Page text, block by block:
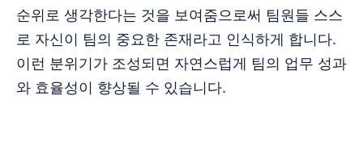
순위로 생각한다는 것을 보여줌으로써 팀원들 스스
로 자신이 팀의 중요한 존재라고 인식하게 합니다.
이런 분위기가 조성되면 자연스럽게 팀의 업무 성과
와 효율성이 향상될 수 있습니다.